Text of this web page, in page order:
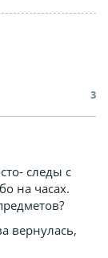
3
следы с
на часах.
вернулась,